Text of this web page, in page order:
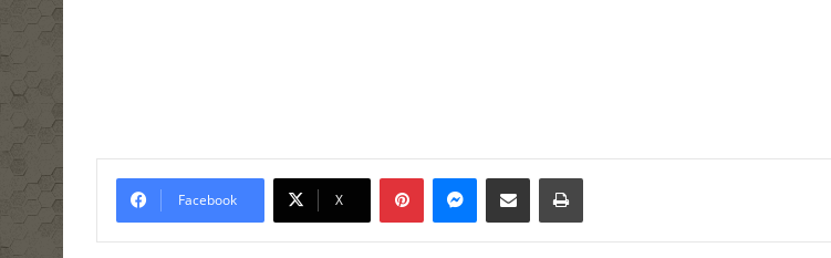
Facebook X
PinterestMessengerCompartir por correo electrónicoImprimir